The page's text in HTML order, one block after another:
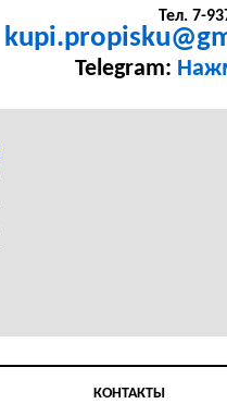
Тел. 7-
Telegram:
КОНТАКТЫ